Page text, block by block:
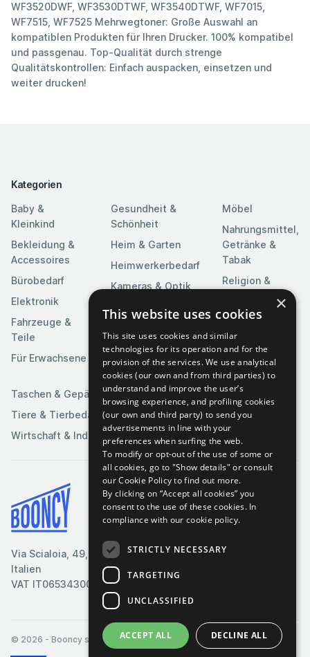
WF3520DWF, WF3530DTWF, WF3540DTWF, WF7015,
WF7515, WF7525 Mehrwegtoner: Große Auswahl an
kompatiblen Produkten für Ihren Drucker. 100% kompatibel
und passgenau. Top-Qualität durch strenge
Qualitätskontrollen: Einfach auspacken, einsetzen und
weiter drucken!
Kategorien
Baby &
Kleinkind
Bekleidung &
Accessoires
Bürobedarf
Elektronik
Fahrzeuge &
Teile
Für Erwachsene
Gesundheit &
Schönheit
Heim & Garten
Heimwerkerbedarf
Kameras & Optik
Kunst &
Unterhaltung
Medien
Möbel
Nahrungsmittel,
Getränke &
Tabak
Religion &
Feierlichkeiten
Software
Spielzeuge &
Spiele
Sportartikel
Taschen & Gepäck
Tiere & Tierbedarf
Wirtschaft & Industrie
Via Scialoia, 49, Florenz,
Italien
VAT IT06534300485
Bedingungen & Konditionen
Cookie-Richtlinie
Datenschutzrichtlinie
© 2026 - Booncy srl - VAT IT06534300485
×
This website uses cookies
This site uses cookies and similar
technologies for its operation and for the
provision of the services. We use analytical
cookies (our own and from third parties) to
understand and improve the user’s
browsing experience, and profiling cookies
(our own and third party) to send you
advertisements in line with your
preferences when surfing the web.
To modify or opt-out of the use of some or
all cookies, go to "Show details" or consult
our Cookie Policy to find out more.
By clicking on “Accept all cookies” you
consent to the use of these cookies. In
compliance with our cookie policy.
STRICTLY NECESSARY
TARGETING
UNCLASSIFIED
ACCEPT ALL DECLINE ALL